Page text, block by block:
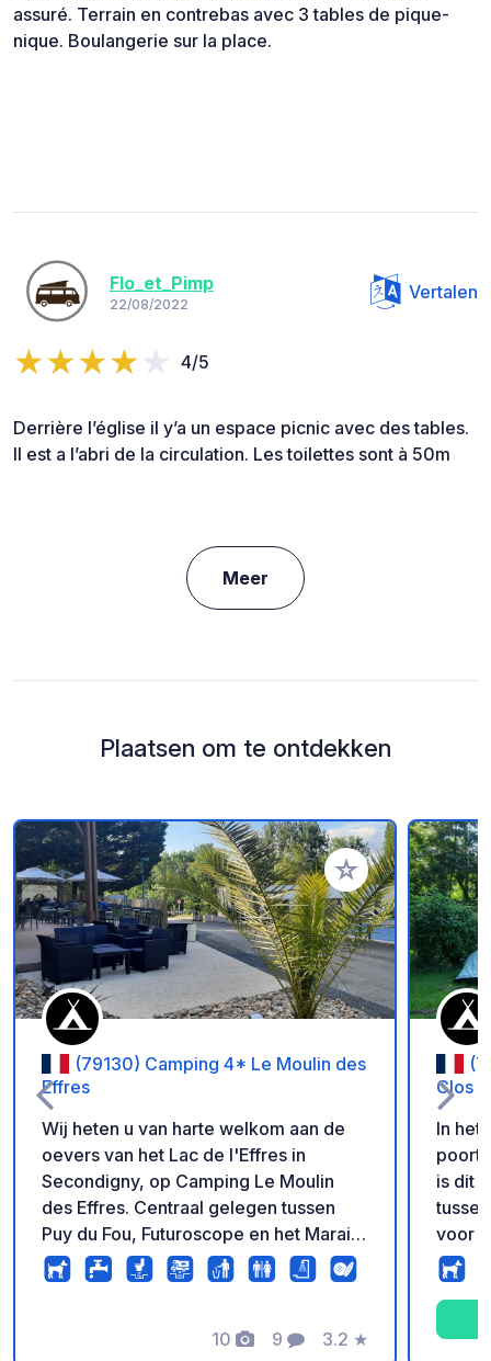
assuré. Terrain en contrebas avec 3 tables de pique-
nique. Boulangerie sur la place.
Flo_et_Pimp
22/08/2022
Vertalen
4/5
Derrière l’église il y’a un espace picnic avec des tables.
Il est a l’abri de la circulation. Les toilettes sont à 50m
Meer
Plaatsen om te ontdekken
Voeg toe aan je
(79130) Camping 4* Le Moulin des
Effres
Wij heten u van harte welkom aan de
oevers van het Lac de l'Effres in
Secondigny, op Camping Le Moulin
des Effres. Centraal gelegen tussen
Puy du Fou, Futuroscope en het Marais
Poitevin, kunt u heerlijk ontspannen in
onze groene omgeving van 2 hectare.
plaatsen voor tenten, campers,
10
Foto's
9
Commentaren
3.2
Beoordeling
★
Clos
In het
poort
is dit
voor